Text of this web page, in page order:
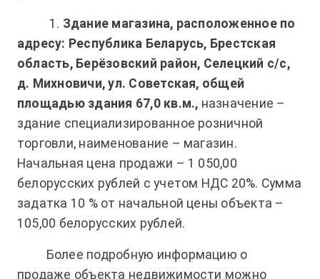
1. Здание магазина, расположенное по
адресу: Республика Беларусь, Брестская
область, Берёзовский район, Селецкий с/с,
д. Михновичи, ул. Советская, общей
площадью здания 67,0 кв.м., назначение –
здание специализированное розничной
торговли, наименование – магазин.
Начальная цена продажи – 1 050,00
белорусских рублей с учетом НДС 20%. Сумма
задатка 10 % от начальной цены объекта –
105,00 белорусских рублей.
Более подробную информацию о
продаже объекта недвижимости можно